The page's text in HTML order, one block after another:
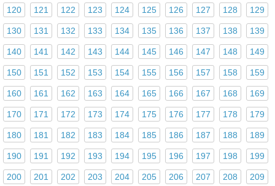
120 121 122 123 124 125 126 127 128 129
130 131 132 133 134 135 136 137 138 139
140 141 142 143 144 145 146 147 148 149
150 151 152 153 154 155 156 157 158 159
160 161 162 163 164 165 166 167 168 169
170 171 172 173 174 175 176 177 178 179
180 181 182 183 184 185 186 187 188 189
190 191 192 193 194 195 196 197 198 199
200 201 202 203 204 205 206 207 208 209